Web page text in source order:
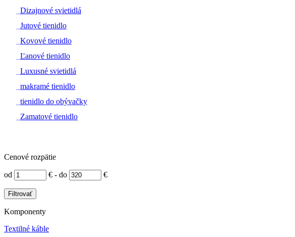
Dizajnové svietidlá
Jutové tienidlo
Kovové tienidlo
Ľanové tienidlo
Luxusné svietidlá
makramé tienidlo
tienidlo do obývačky
Zamatové tienidlo
Cenové rozpätie
od € - do €
Filtrovať
Komponenty
Textilné káble